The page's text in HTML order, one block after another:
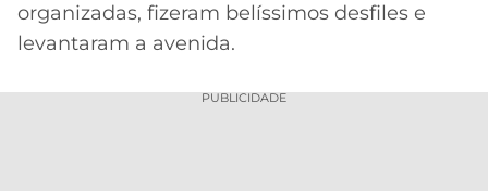
MELHORES
DE
FLAMENGO
FLUMINENSE
PREMIER
LEAGUE
COPA
organizadas, fizeram belíssimos desfiles e
levantaram a avenida.
PUBLICIDADE